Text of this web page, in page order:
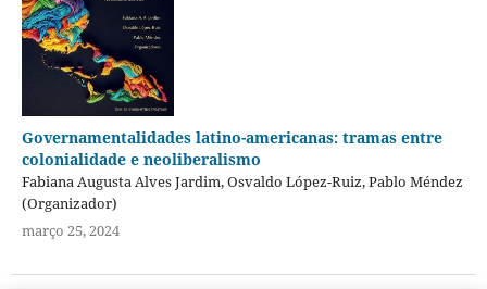
Governamentalidades latino-americanas: tramas entre
colonialidade e neoliberalismo
Fabiana Augusta Alves Jardim, Osvaldo López-Ruiz, Pablo Méndez
(Organizador)
março 25, 2024